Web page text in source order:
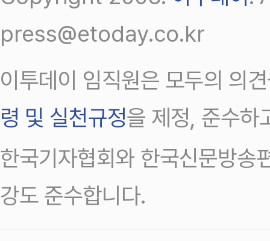
press@etoday.co.kr
이투데이 임직원은 모두의 의
령 및 실천규정을 제정, 준수하
한국기자협회와 한국신문방송
강도 준수합니다.